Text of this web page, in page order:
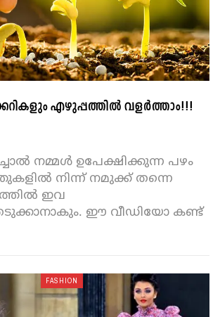
എഴുപ്പത്തില്‍ വളര്‍ത്താം!!!
നമ്മള്‍ ഉപേക്ഷിക്കുന്ന പഴം
നിന്ന് നമുക്ക് തന്നെ
ഇവ
ഈ വീഡിയോ കണ്ട്
FASHION